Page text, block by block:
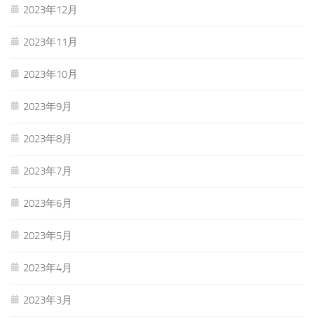
2023年12月
2023年11月
2023年10月
2023年9月
2023年8月
2023年7月
2023年6月
2023年5月
2023年4月
2023年3月